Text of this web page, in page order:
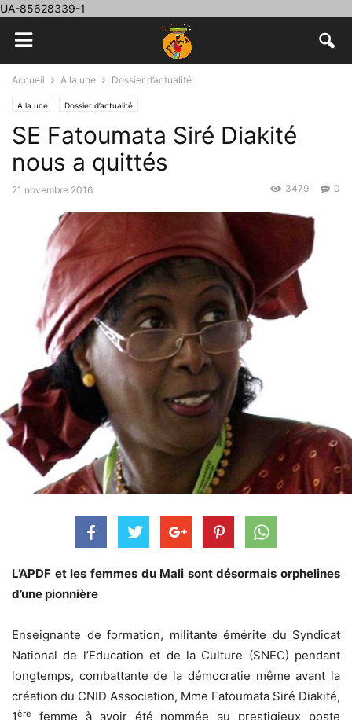
UA-85628339-1
Accueil A la une Dossier d’actualité
A la une Dossier d’actualité
SE Fatoumata Siré Diakité
nous a quittés
21 novembre 2016 0
3479
L’APDF et les femmes du Mali sont désormais orphelines
d’une pionnière
Enseignante de formation, militante émérite du Syndicat
National de l’Education et de la Culture (SNEC) pendant
longtemps, combattante de la démocratie même avant la
création du CNID Association, Mme Fatoumata Siré Diakité,
1ère
femme à avoir été nommée au prestigieux poste